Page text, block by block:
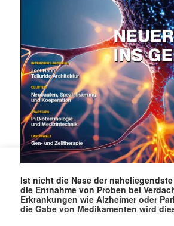
Ist nicht die Nase der
die Entnahme von Proben bei
Erkrankungen wie Alzheimer oder
die Gabe von Medikamenten wird